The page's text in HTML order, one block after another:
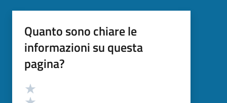
Quanto sono chiare le
informazioni su questa
pagina?
Valutazione